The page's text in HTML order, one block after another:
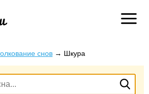
снов → Шкура